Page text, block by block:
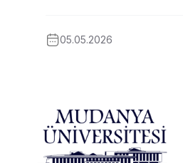
05.05.2026